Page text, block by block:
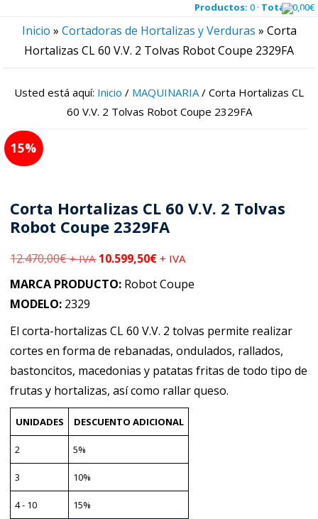
Productos: 0 · Total:0,00€
Inicio » Cortadoras de Hortalizas y Verduras » Corta
Hortalizas CL 60 V.V. 2 Tolvas Robot Coupe 2329FA
Usted está aquí: Inicio / MAQUINARIA / Corta Hortalizas CL
60 V.V. 2 Tolvas Robot Coupe 2329FA
15
Corta Hortalizas CL 60 V.V. 2 Tolvas
Robot Coupe 2329FA
12.470,00€ + IVA 10.599,50€ + IVA
MARCA PRODUCTO: Robot Coupe
MODELO: 2329
El corta-hortalizas CL 60 V.V. 2 tolvas permite realizar
cortes en forma de rebanadas, ondulados, rallados,
bastoncitos, macedonias y patatas fritas de todo tipo de
frutas y hortalizas, así como rallar queso.
UNIDADES DESCUENTO ADICIONAL
2 5%
3 10%
4 - 10 15%